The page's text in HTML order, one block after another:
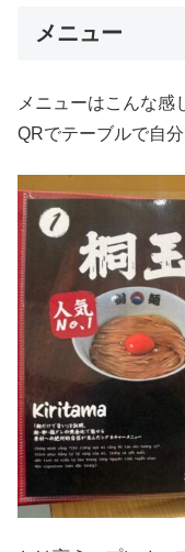
メニュー
メニューはこんな感
QRでテーブルで自